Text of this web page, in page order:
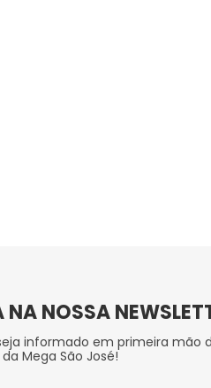
NA NOSSA
informado em primeira mão
Mega São José!